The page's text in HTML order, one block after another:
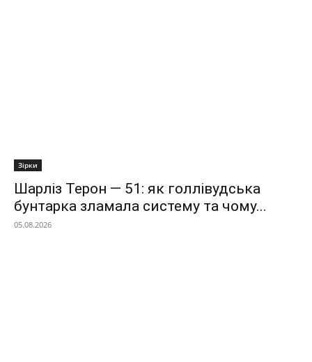
Зірки
Шарліз Терон — 51: як голлівудська
бунтарка зламала систему та чому...
05.08.2026